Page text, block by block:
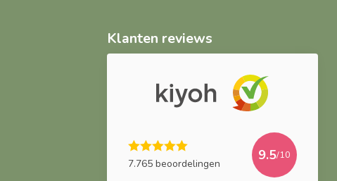
Klanten reviews
7.765 beoordelingen
9.5/10